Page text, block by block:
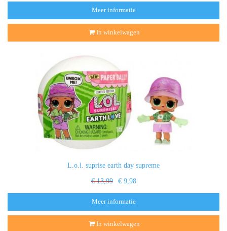
Meer informatie
In winkelwagen
L.o.l. suprise earth day supreme
€ 13,99 € 9,98
Meer informatie
In winkelwagen